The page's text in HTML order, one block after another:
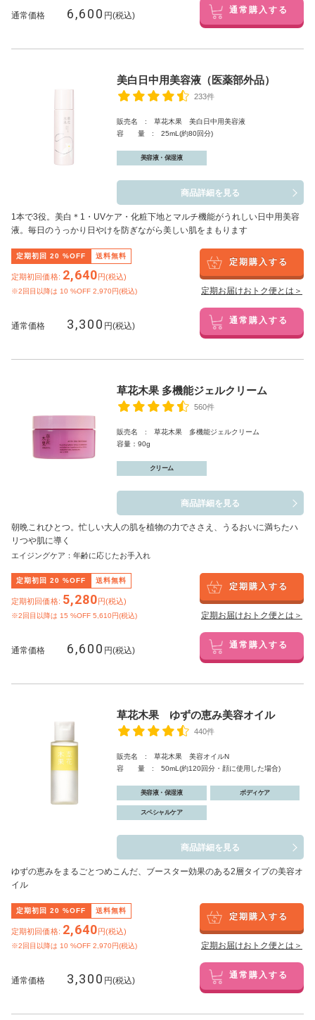
通常価格 6,600 円(税込) 通常購入する
美白日中用美容液（医薬部外品）
233件
販売名 : 草花木果 美白日中用美容液
容 量 : 25mL(約80回分)
美容液・保湿液
商品詳細を見る
1本で3役。美白 ＊1 ・UVケア・化粧下地とマルチ機能がうれしい日中用美容
液。毎日のうっかり日やけを防ぎながら美しい肌をまもります
定期初回 20 %OFF 送料無料
定期初回価格: 2,640円(税込)
※2回目以降は 10 %OFF 2,970円(税込)
定期購入する
定期お届けおトク便とは＞
通常価格 3,300 円(税込) 通常購入する
草花木果 多機能ジェルクリーム
560件
販売名 : 草花木果 多機能ジェルクリーム
容量：90g
クリーム
商品詳細を見る
朝晩これひとつ。忙しい大人の肌を植物の力でささえ、うるおいに満ちたハ
リつや肌に導く
エイジングケア：年齢に応じたお手入れ
定期初回 20 %OFF 送料無料
定期初回価格: 5,280円(税込)
※2回目以降は 15 %OFF 5,610円(税込)
定期購入する
定期お届けおトク便とは＞
通常価格 6,600 円(税込) 通常購入する
草花木果 ゆずの恵み美容オイル
440件
販売名 : 草花木果 美容オイルN
容 量 : 50mL(約120回分・顔に使用した場合)
美容液・保湿液 ボディケア
スペシャルケア
商品詳細を見る
ゆずの恵みをまるごとつめこんだ、ブースター効果のある2層タイプの美容オ
イル
定期初回 20 %OFF 送料無料
定期初回価格: 2,640円(税込)
※2回目以降は 10 %OFF 2,970円(税込)
定期購入する
定期お届けおトク便とは＞
通常価格 3,300 円(税込) 通常購入する